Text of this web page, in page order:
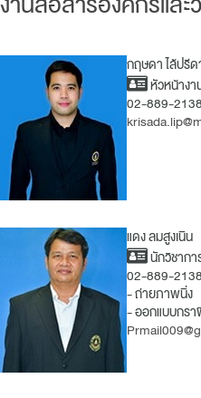
กฤษดา ไล้ปรีด
หัวหน้างา
02-889-
แดง ลมสูงเนิน
นักวิชาก
02-889-
- ถ่ายภาพนิ่ง
- ออกแบบกร